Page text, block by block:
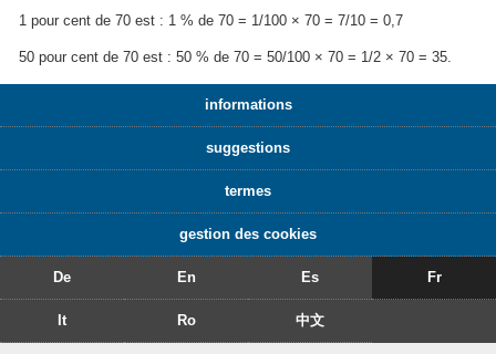
1 pour cent de 70 est : 1 % de 70 = 1/100 × 70 = 7/10 = 0,7
50 pour cent de 70 est : 50 % de 70 = 50/100 × 70 = 1/2 × 70 = 35.
informations
suggestions
termes
gestion des cookies
De En Es Fr
It Ro 中文